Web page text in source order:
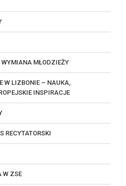
MŁODZIEŻY
W LIZBONIE – NAUKA,
INSPIRACJE
RECYTATORSKI
W ZSE